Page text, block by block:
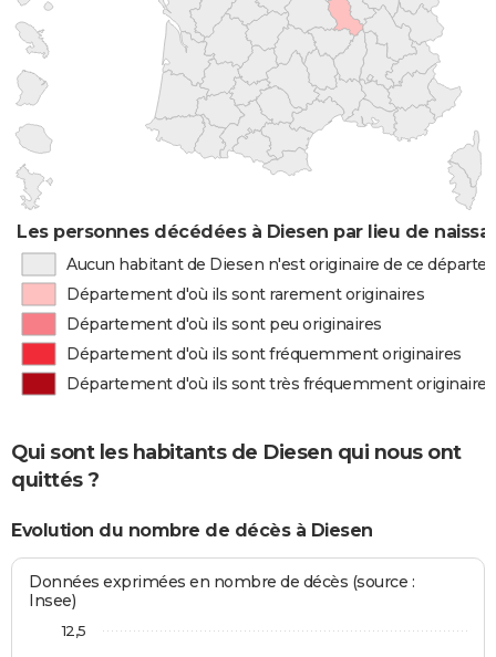
Les personnes décédées à Diesen par lieu de
Aucun habitant de Diesen n'est originaire de ce
Département d'où ils sont rarement originaires
Département d'où ils sont peu originaires
Département d'où ils sont fréquemment originaires
Département d'où ils sont très fréquemment originaires
Qui sont les habitants de Diesen qui nous ont
quittés ?
Evolution du nombre de décès à Diesen
Données exprimées en nombre de décès (source :
Insee)
12,5